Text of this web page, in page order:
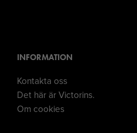
INFORMATION
Kontakta oss
Det här är Victorins.
Om cookies